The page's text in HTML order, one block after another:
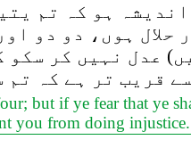
ہو کہ تم
حلال ہوں، دو دو
عدل نہیں کر
قریب تر ہے کہ تم
but if ye fear that ye
you from doing injustice.